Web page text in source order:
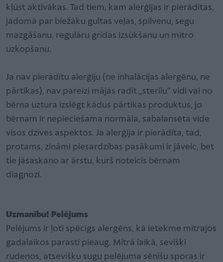
kļūst aktīvākas. Tad tiem, kam alerģijas ir pierādītas,
jādomā par biežāku gultas veļas, spilvenu, segu
mazgāšanu, regulāru grīdas izsūkšanu un mitro
uzkopšanu.
Ja nav pierādītu alerģiju (ne inhalācijas alergēnu, ne
pārtikas), nav pareizi mājās radīt „sterilu” vidi vai no
bērna uztura izslēgt kādus pārtikas produktus, jo
bērnam ir nepieciešama normāla, sabalansēta vide
visos dzīves aspektos. Ja alerģija ir pierādīta, tad,
protams, zināmi piesardzības pasākumi ir jāveic, bet
tie jāsaskaņo ar ārstu, kurš noteicis bērnam
diagnozi.
Uzmanību! Pelējums
Pelējums ir ļoti spēcīgs alergēns, kā ietekme mitrajos
gadalaikos parasti pieaug. Mitrā laikā, sevišķi
rudeņos, atsevišķu sugu pelējuma sēnīšu sporas ir